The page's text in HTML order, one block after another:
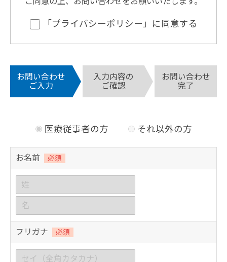
「プライバシーポリシー」に同意する
お問い合わせ
ご入力
入力内容の
ご確認
お問い合わせ
完了
医療従事者の方 それ以外の方
お名前 必須
フリガナ 必須